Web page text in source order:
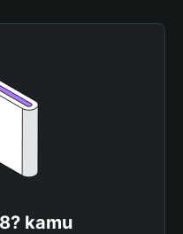
kamu